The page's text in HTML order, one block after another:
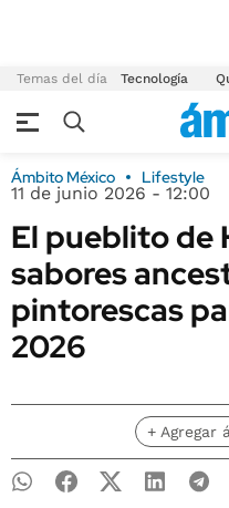
Temas del día Tecnología
Ámbito México Lifestyle
11 de junio 2026 - 12:00
El pueblito de
sabores
pintorescas
2026
+ Agregar